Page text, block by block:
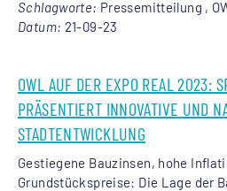
Schlagworte: Pressemitteilung ,
Datum: 21-09-23
OWL AUF DER EXPO REAL 2023:
PRÄSENTIERT INNOVATIVE UND
STADTENTWICKLUNG
Gestiegene Bauzinsen, hohe
Grundstückspreise: Die Lage der